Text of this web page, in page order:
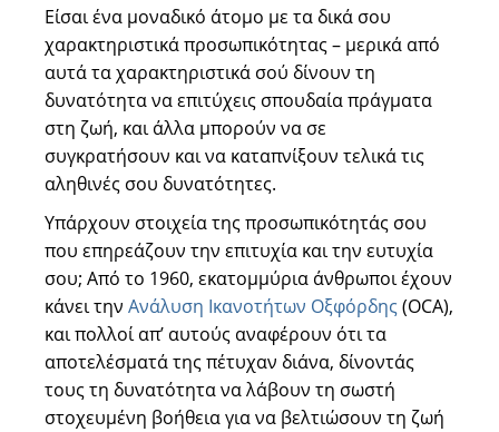
Είσαι ένα μοναδικό άτομο με τα δικά σου
χαρακτηριστικά προσωπικότητας – μερικά από
αυτά τα χαρακτηριστικά σού δίνουν τη
δυνατότητα να επιτύχεις σπουδαία πράγματα
στη ζωή, και άλλα μπορούν να σε
συγκρατήσουν και να καταπνίξουν τελικά τις
αληθινές σου δυνατότητες.
Υπάρχουν στοιχεία της προσωπικότητάς σου
που επηρεάζουν την επιτυχία και την ευτυχία
σου; Από το 1960, εκατομμύρια άνθρωποι έχουν
κάνει την Ανάλυση Ικανοτήτων Οξφόρδης (OCA),
και πολλοί απ’ αυτούς αναφέρουν ότι τα
αποτελέσματά της πέτυχαν διάνα, δίνοντάς
τους τη δυνατότητα να λάβουν τη σωστή
στοχευμένη βοήθεια για να βελτιώσουν τη ζωή